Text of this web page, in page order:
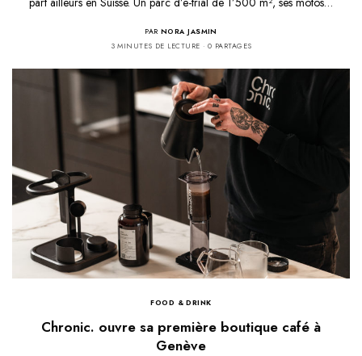
PAR NORA JASMIN
3 MINUTES DE LECTURE
0 PARTAGES
FOOD & DRINK
Chronic. ouvre sa première boutique café à
Genève